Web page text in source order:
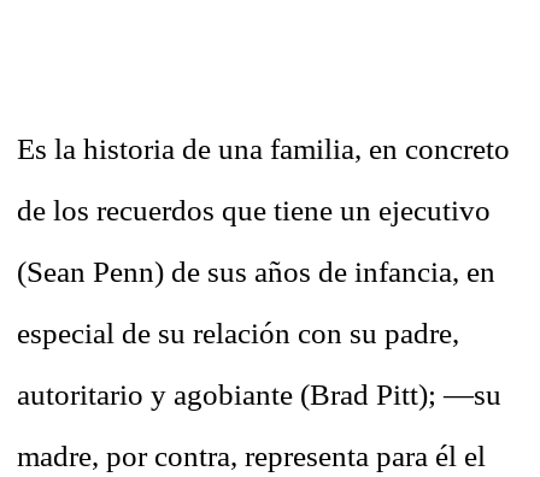
Es la historia de una familia, en concreto
de los recuerdos que tiene un ejecutivo
(Sean Penn) de sus años de infancia, en
especial de su relación con su padre,
autoritario y agobiante (Brad Pitt); —su
madre, por contra, representa para él el